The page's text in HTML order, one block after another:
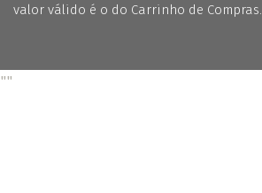
valor válido é o do Carrinho de Compras.
""